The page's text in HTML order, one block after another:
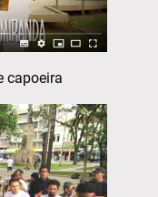
capoeira